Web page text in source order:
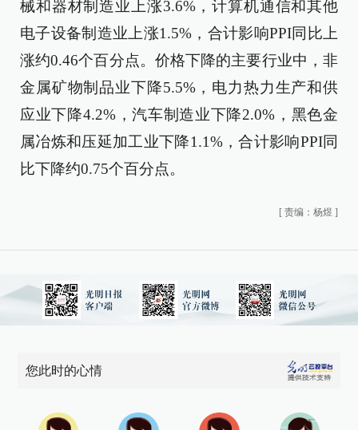
械和器材制造业上涨3.6%，计算机通信和其他
电子设备制造业上涨1.5%，合计影响PPI同比上
涨约0.46个百分点。价格下降的主要行业中，非
金属矿物制品业下降5.5%，电力热力生产和供
应业下降4.2%，汽车制造业下降2.0%，黑色金
属冶炼和压延加工业下降1.1%，合计影响PPI同
比下降约0.75个百分点。
[ 责编：杨煜 ]
您此时的心情